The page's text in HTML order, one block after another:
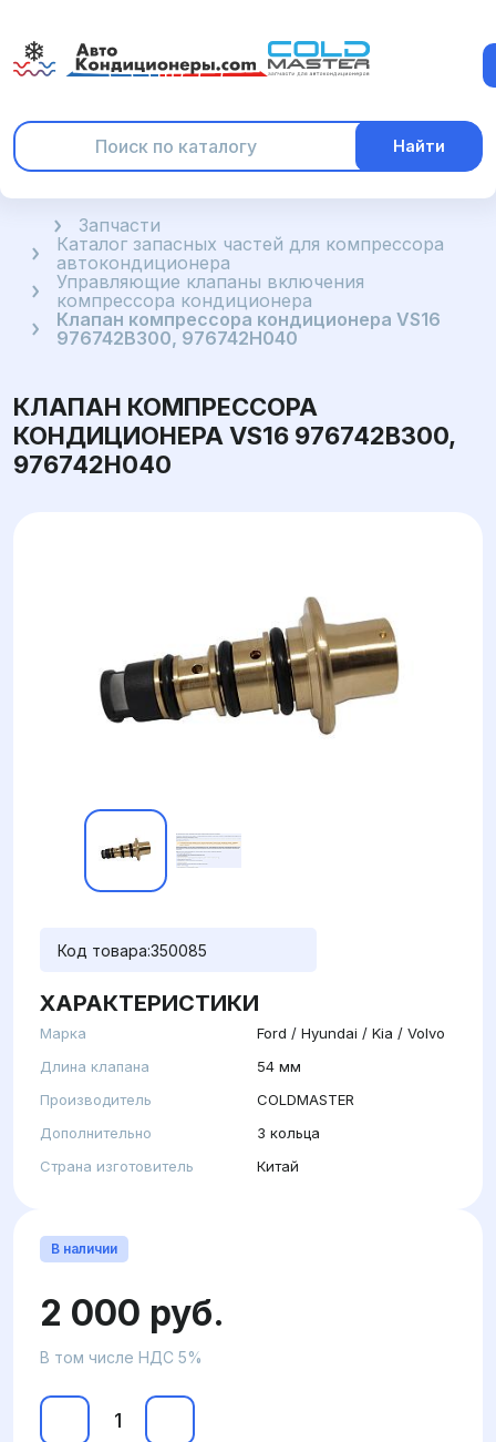
Найти
ГлавнаяЗапчасти
Каталог запасных частей для компрессора
автокондиционера
Управляющие клапаны включения
компрессора кондиционера
Клапан компрессора кондиционера VS16
976742B300, 976742H040
КЛАПАН КОМПРЕССОРА
КОНДИЦИОНЕРА VS16 976742B300,
976742H040
Код товара:350085
ХАРАКТЕРИСТИКИ
Марка
Ford / Hyundai / Kia / Volvo
Длина клапана
54 мм
Производитель
COLDMASTER
Дополнительно
3 кольца
Страна изготовитель
Китай
В наличии
2 000 руб.
В том числе НДС 5%